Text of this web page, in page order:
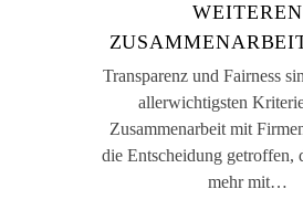
WEITEREN
Transparenz und Fairness
allerwichtigsten
Zusammenarbeit mit
die Entscheidung getroffen,
mehr mit…